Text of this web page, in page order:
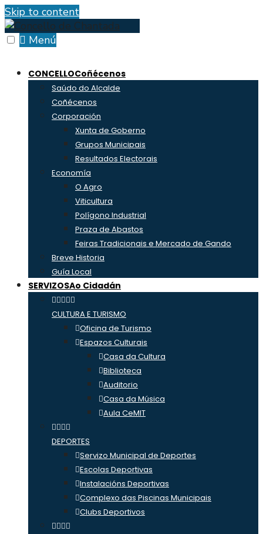
Skip to content
Menú
CONCELLOCoñécenos
Saúdo do Alcalde
Coñécenos
Corporación
Xunta de Goberno
Grupos Municipais
Resultados Electorais
Economía
O Agro
Viticultura
Polígono Industrial
Praza de Abastos
Feiras Tradicionais e Mercado de Gando
Breve Historia
Guía Local
SERVIZOSAo Cidadán
CULTURA E TURISMO
Oficina de Turismo
Espazos Culturais
Casa da Cultura
Biblioteca
Auditorio
Casa da Música
Aula CeMIT
DEPORTES
Servizo Municipal de Deportes
Escolas Deportivas
Instalacións Deportivas
Complexo das Piscinas Municipais
Clubs Deportivos